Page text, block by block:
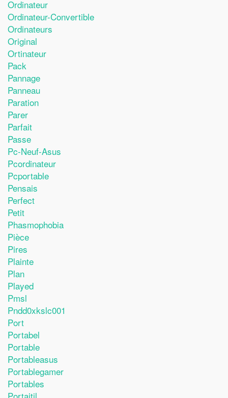
Ordinateur
Ordinateur-Convertible
Ordinateurs
Original
Ortinateur
Pack
Pannage
Panneau
Paration
Parer
Parfait
Passe
Pc-Neuf-Asus
Pcordinateur
Pcportable
Pensais
Perfect
Petit
Phasmophobia
Pièce
Pires
Plainte
Plan
Played
Pmsl
Pndd0xkslc001
Port
Portabel
Portable
Portableasus
Portablegamer
Portables